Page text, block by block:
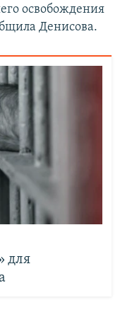
освобождения
Денисова.
для